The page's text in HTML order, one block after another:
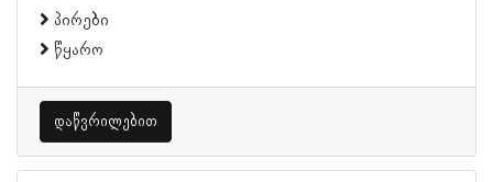
პირები
წყარო
დაწვრილებით